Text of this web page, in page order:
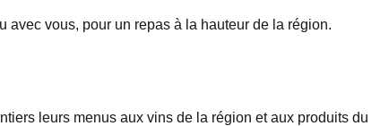
avec vous, pour un repas à la hauteur de la région.
leurs menus aux vins de la région et aux produits du